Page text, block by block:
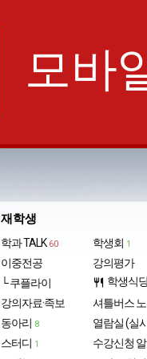
모바
재학생
학과 TALK 60
이중전공
└ 쿠플라이
강의자료·족보
동아리 8
스터디 1
학생회 1
강의평가
restaurant 학생식
셔틀버스
열람실 (실
수강신청